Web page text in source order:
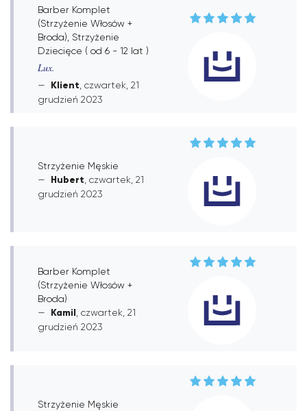
Barber Komplet
(Strzyżenie Włosów +
Broda), Strzyżenie
Dziecięce ( od 6 - 12 lat )
Lux.
Klient , czwartek, 21
grudzień 2023
Strzyżenie Męskie
Hubert , czwartek, 21
grudzień 2023
Barber Komplet
(Strzyżenie Włosów +
Broda)
Kamil , czwartek, 21
grudzień 2023
Strzyżenie Męskie